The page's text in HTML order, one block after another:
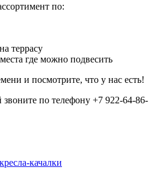
по:
террасу
где можно подвесить
и посмотрите, что у нас есть!
звоните по телефону +7 922-64-86-
качалки